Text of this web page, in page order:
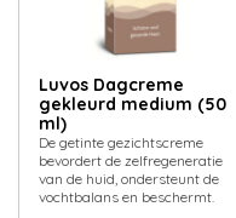
Luvos Dagcreme
gekleurd medium (50
ml)
De getinte gezichtscreme
bevordert de zelfregeneratie
van de huid, ondersteunt de
vochtbalans en beschermt.